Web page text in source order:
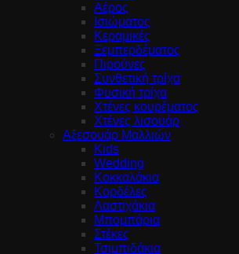
Αέρος
Ισιώματος
Κεραμικές
Ξεμπερδέματος
Πιρούνες
Συνθετική τρίχα
Φυσική τρίχα
Χτένες κουρέματος
Χτένες λισουάρ
Αξεσουάρ Μαλλιών
Kids
Wedding
Κοκκαλάκια
Κορδέλες
Λαστιχάκια
Μπομπάρια
Στέκες
Τσιμπιδάκια